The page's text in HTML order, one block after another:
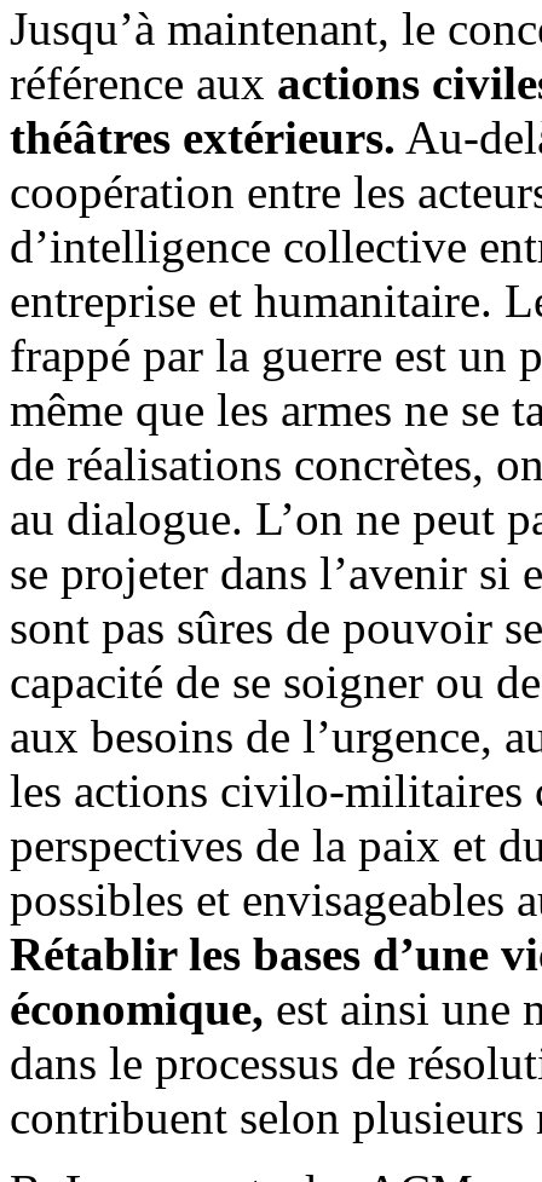
Jusqu’à maintenant, le
référence aux actions
théâtres extérieurs. Au-
coopération entre les
d’intelligence collective
entreprise et humanitaire.
frappé par la guerre est un
même que les armes ne se
de réalisations concrètes,
au dialogue. L’on ne peut
se projeter dans l’avenir si
sont pas sûres de pouvoir
capacité de se soigner ou
aux besoins de l’urgence,
les actions civilo-militaires
perspectives de la paix et
possibles et envisageables
Rétablir les bases d’une
économique, est ainsi une
dans le processus de
contribuent selon plusieurs